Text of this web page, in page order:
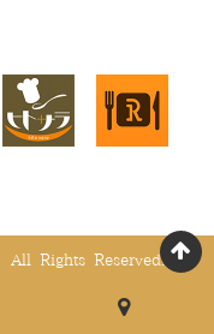
All Rights Reserved.
ご予約